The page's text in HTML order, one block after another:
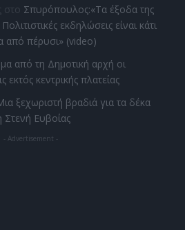
στο Σπυρόπουλος:«Τα έξοδα της
εκδηλώσεις είναι κάτι
από πέρυσι» (video)
από τη Δημοτική αρχή οι
εκτός κεντρικής πλατείας
ξεχωριστή βραδιά για τα δέκα
Στενή Ευβοίας
- Advertisement -